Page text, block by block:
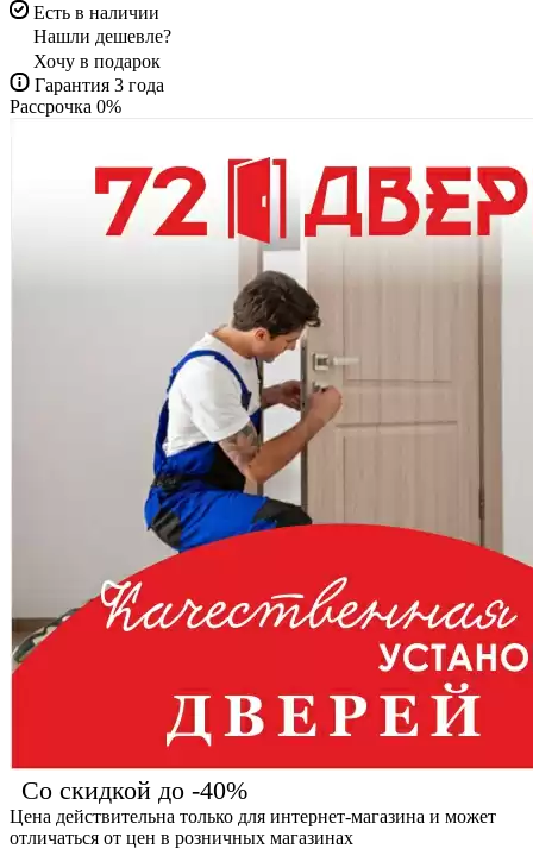
Есть в наличии
Нашли дешевле?
Хочу в подарок
Гарантия 3 года
Рассрочка 0%
Со скидкой до -40%
Цена действительна только для интернет-магазина и может
отличаться от цен в розничных магазинах